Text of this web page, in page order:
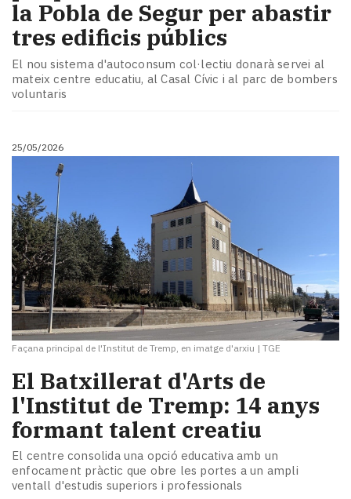
la Pobla de Segur per abastir
tres edificis públics
El nou sistema d'autoconsum col·lectiu donarà servei al
mateix centre educatiu, al Casal Cívic i al parc de bombers
voluntaris
25/05/2026
Façana principal de l'Institut de Tremp, en imatge d'arxiu | TGE
El Batxillerat d'Arts de
l'Institut de Tremp: 14 anys
formant talent creatiu
El centre consolida una opció educativa amb un
enfocament pràctic que obre les portes a un ampli
ventall d'estudis superiors i professionals